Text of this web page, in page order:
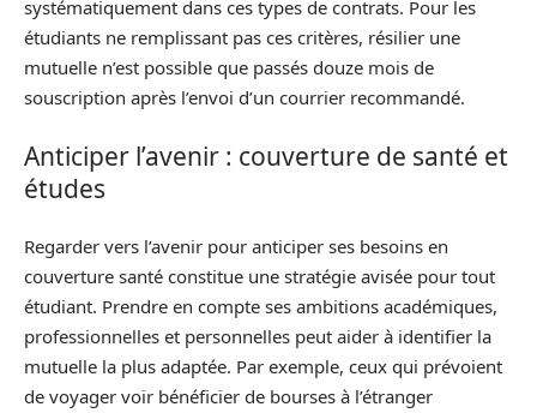
systématiquement dans ces types de contrats. Pour les
étudiants ne remplissant pas ces critères, résilier une
mutuelle n’est possible que passés douze mois de
souscription après l’envoi d’un courrier recommandé.
Anticiper l’avenir : couverture de santé et
études
Regarder vers l’avenir pour anticiper ses besoins en
couverture santé constitue une stratégie avisée pour tout
étudiant. Prendre en compte ses ambitions académiques,
professionnelles et personnelles peut aider à identifier la
mutuelle la plus adaptée. Par exemple, ceux qui prévoient
de voyager voir bénéficier de bourses à l’étranger